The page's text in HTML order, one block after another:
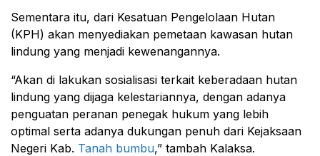
Sementara itu, dari Kesatuan Pengelolaan Hutan
(KPH) akan menyediakan pemetaan kawasan hutan
lindung yang menjadi kewenangannya.
“Akan di lakukan sosialisasi terkait keberadaan hutan
lindung yang dijaga kelestariannya, dengan adanya
penguatan peranan penegak hukum yang lebih
optimal serta adanya dukungan penuh dari Kejaksaan
Negeri Kab. Tanah bumbu,” tambah Kalaksa.